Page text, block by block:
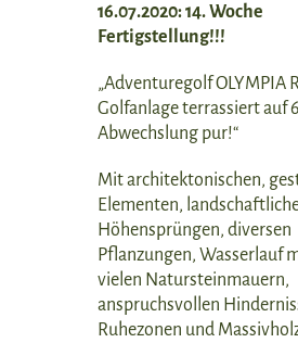
16.07.2020: 14. Woche
Fertigstellung!!!
„Adventuregolf OLYMPIA
Golfanlage terrassiert auf
Abwechslung pur!“
Mit architektonischen,
Elementen,
Höhensprüngen, diversen
Pflanzungen, Wasserlauf
vielen Natursteinmauern,
anspruchsvollen
Ruhezonen und